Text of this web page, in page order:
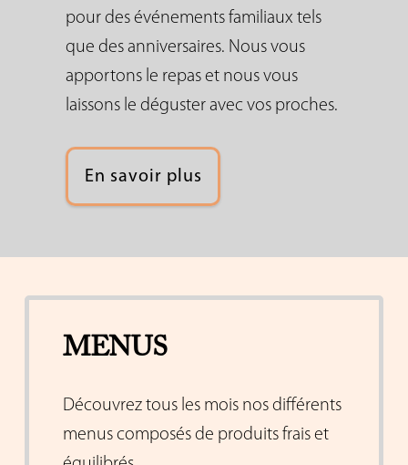
pour des événements familiaux tels
que des anniversaires. Nous vous
apportons le repas et nous vous
laissons le déguster avec vos proches.
En savoir plus
MENUS
Découvrez tous les mois nos différents
menus composés de produits frais et